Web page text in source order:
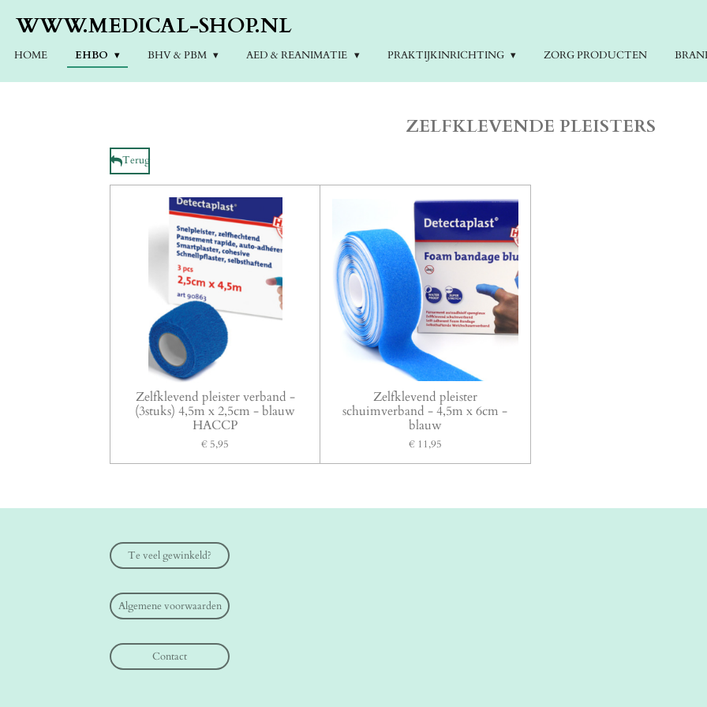
direct
de
WWW.MEDICAL-SHOP.NL
HOME EHBO BHV & PBM AED & REANIMATIE PRAKTIJKINRICHTING ZORG PRODUCTEN
ZELFKLEVENDE PLEISTERS
Terug
Zelfklevend pleister verband -
(3stuks) 4,5m x 2,5cm - blauw
HACCP
€ 5,95
Zelfklevend pleister
schuimverband - 4,5m x 6cm -
blauw
€ 11,95
Te veel gewinkeld?
Algemene voorwaarden
Contact